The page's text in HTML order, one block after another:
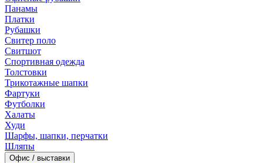
Панамы
Платки
Рубашки
Свитер поло
Свитшот
Спортивная одежда
Толстовки
Трикотажные шапки
Фартуки
Футболки
Халаты
Худи
Шарфы, шапки, перчатки
Шляпы
Офис / выставки